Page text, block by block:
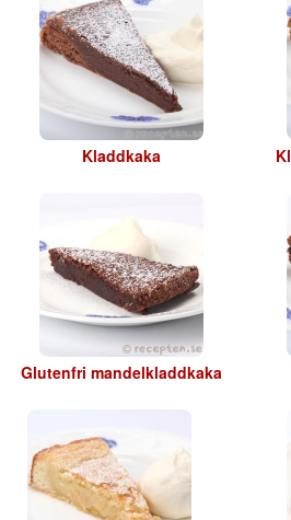
Kladdkaka
Glutenfri mandelkladdkaka